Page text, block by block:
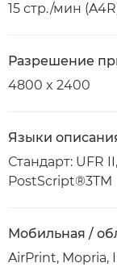
15 стр./мин
Разрешение
4800 x 2400
Языки
Стандарт: UFR
PostScript®3TM
Мобильная /
AirPrint, Mopria,